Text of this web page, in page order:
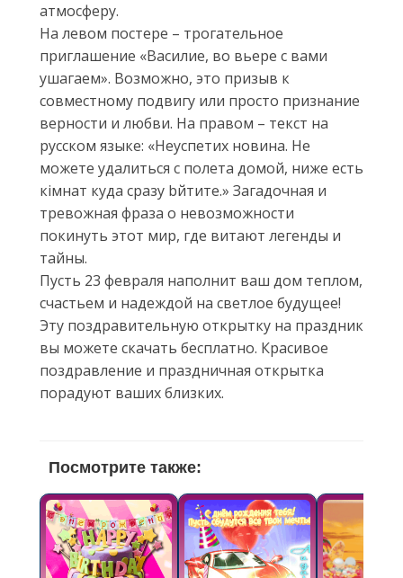
атмосферу.
На левом постере – трогательное
приглашение «Василие, во вьере с вами
ушагаем». Возможно, это призыв к
совместному подвигу или просто признание
верности и любви. На правом – текст на
русском языке: «Неуспетих новина. Не
можете удалиться с полета домой, ниже есть
кімнат куда сразу bйтите.» Загадочная и
тревожная фраза о невозможности
покинуть этот мир, где витают легенды и
тайны.
Пусть 23 февраля наполнит ваш дом теплом,
счастьем и надеждой на светлое будущее!
Эту поздравительную открытку на праздник
вы можете скачать бесплатно. Красивое
поздравление и праздничная открытка
порадуют ваших близких.
Посмотрите также: